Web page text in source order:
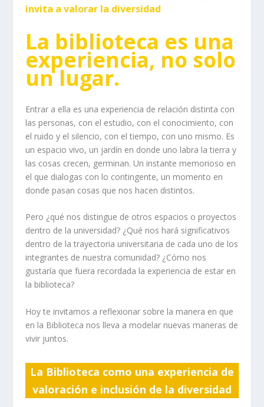
invita a valorar la diversidad
La biblioteca es una
experiencia, no solo
un lugar.
Entrar a ella es una experiencia de relación distinta con
las personas, con el estudio, con el conocimiento, con
el ruido y el silencio, con el tiempo, con uno mismo. Es
un espacio vivo, un jardín en donde uno labra la tierra y
las cosas crecen, germinan. Un instante memorioso en
el que dialogas con lo contingente, un momento en
donde pasan cosas que nos hacen distintos.
Pero ¿qué nos distingue de otros espacios o proyectos
dentro de la universidad? ¿Qué nos hará significativos
dentro de la trayectoria universitaria de cada uno de los
integrantes de nuestra comunidad? ¿Cómo nos
gustaría que fuera recordada la experiencia de estar en
la biblioteca?
Hoy te invitamos a reflexionar sobre la manera en que
en la Biblioteca nos lleva a modelar nuevas maneras de
vivir juntos.
La Biblioteca como una experiencia de
valoración e inclusión de la diversidad